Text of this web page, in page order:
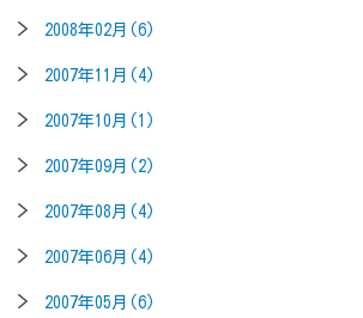
2008年02月(6)
2007年11月(4)
2007年10月(1)
2007年09月(2)
2007年08月(4)
2007年06月(4)
2007年05月(6)